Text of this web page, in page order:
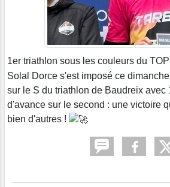
1er triathlon sous les couleurs du
Solal Dorce s'est imposé ce
sur le S du triathlon de Baudreix avec
d'avance sur le second : une victoire
bien d'autres !